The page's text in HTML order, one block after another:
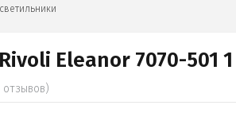
Eleanor 7070-501
отзывов)